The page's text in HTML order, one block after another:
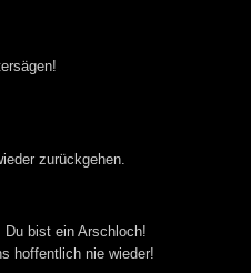
zurückgehen.
bist ein Arschloch!
hoffentlich nie wieder!